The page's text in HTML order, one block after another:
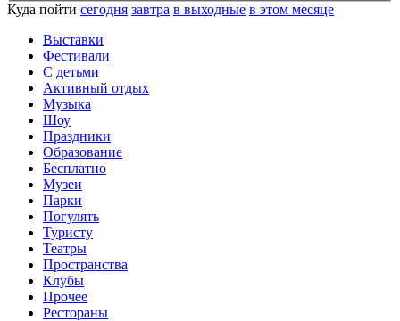
Куда пойти сегодня завтра в выходные в этом месяце
Выставки
Фестивали
С детьми
Активный отдых
Музыка
Шоу
Праздники
Образование
Бесплатно
Музеи
Парки
Погулять
Туристу
Театры
Пространства
Клубы
Прочее
Рестораны